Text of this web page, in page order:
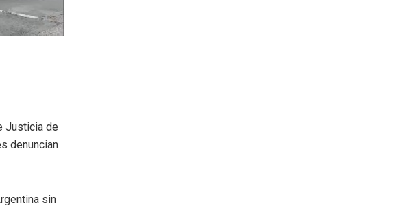
Justicia de
denuncian
sin